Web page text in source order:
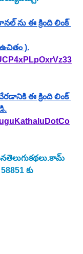
ను ఈ క్రింది లింక్
).
ఈ క్రింది లింక్
కు